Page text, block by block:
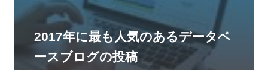
2017年に最も人気のあるデータベ
ースブログの投稿